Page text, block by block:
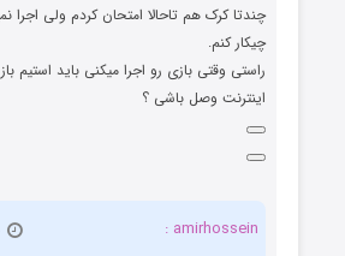
چندتا کرک هم تاحالا امتحان کردم ولی اجرا
چیکار کنم.
راستی وقتی بازی رو اجرا میکنی باید استیم
اینترنت وصل باشی ؟
amirhossein :